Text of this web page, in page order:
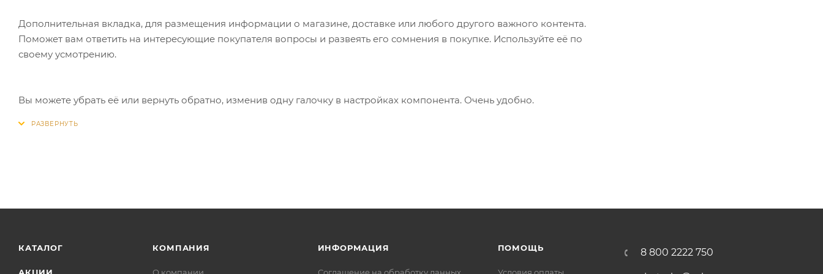
Дополнительная вкладка, для размещения информации о магазине, доставке или любого другого важного контента.
Поможет вам ответить на интересующие покупателя вопросы и развеять его сомнения в покупке. Используйте её по
своему усмотрению.
Вы можете убрать её или вернуть обратно, изменив одну галочку в настройках компонента. Очень удобно.
КАТАЛОГ КОМПАНИЯ ИНФОРМАЦИЯ ПОМОЩЬ 8 800 2222 750